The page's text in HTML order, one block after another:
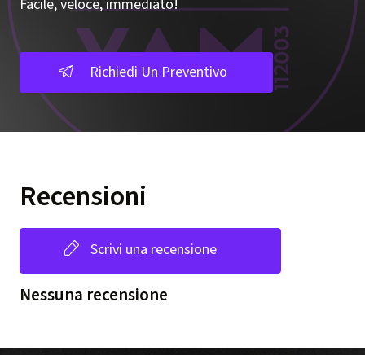
Facile, veloce, immediato!
Richiedi Un Preventivo
Recensioni
Scrivi una recensione
Nessuna recensione